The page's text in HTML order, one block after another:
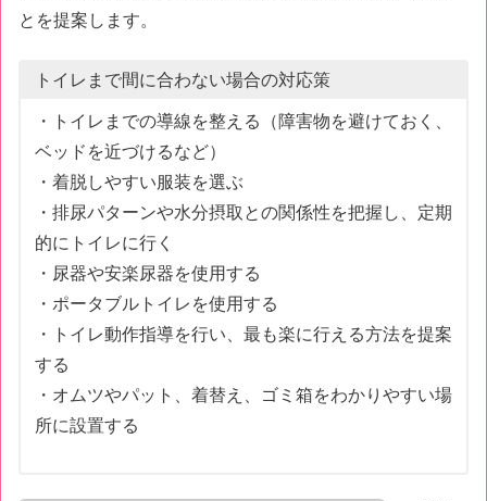
とを提案します。
トイレまで間に合わない場合の対応策
・トイレまでの導線を整える（障害物を避けておく、
ベッドを近づけるなど）
・着脱しやすい服装を選ぶ
・排尿パターンや水分摂取との関係性を把握し、定期
的にトイレに行く
・尿器や安楽尿器を使用する
・ポータブルトイレを使用する
・トイレ動作指導を行い、最も楽に行える方法を提案
する
・オムツやパット、着替え、ゴミ箱をわかりやすい場
所に設置する